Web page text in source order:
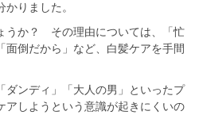
りました。
うか？ その理由については、「忙
面倒だから」など、白髪ケアを手間
ダンディ」「大人の男」といったプ
アしようという意識が起きにくいの